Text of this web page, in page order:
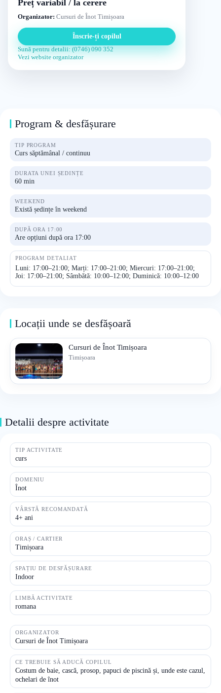
Preț variabil / la cerere
Organizator: Cursuri de Înot Timișoara
Înscrie-ți copilul
Sună pentru detalii: (0746) 090 352
Vezi website organizator
Program & desfășurare
TIP PROGRAM
Curs săptămânal / continuu
DURATA UNEI ȘEDINȚE
60 min
WEEKEND
Există ședințe în weekend
DUPĂ ORA 17:00
Are opțiuni după ora 17:00
PROGRAM DETALIAT
Luni: 17:00–21:00; Marți: 17:00–21:00; Miercuri: 17:00–21:00;
Joi: 17:00–21:00; Sâmbătă: 10:00–12:00; Duminică: 10:00–12:00
Locații unde se desfășoară
Cursuri de Înot Timișoara
Timișoara
Detalii despre activitate
TIP ACTIVITATE
curs
DOMENIU
Înot
VÂRSTĂ RECOMANDATĂ
4+ ani
ORAȘ / CARTIER
Timișoara
SPAȚIU DE DESFĂȘURARE
Indoor
LIMBĂ ACTIVITATE
romana
ORGANIZATOR
Cursuri de Înot Timișoara
CE TREBUIE SĂ ADUCĂ COPILUL
Costum de baie, cască, prosop, papuci de piscină și, unde este cazul,
ochelari de înot